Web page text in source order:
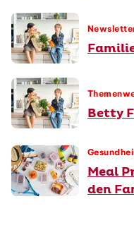
Betty
Meal
den